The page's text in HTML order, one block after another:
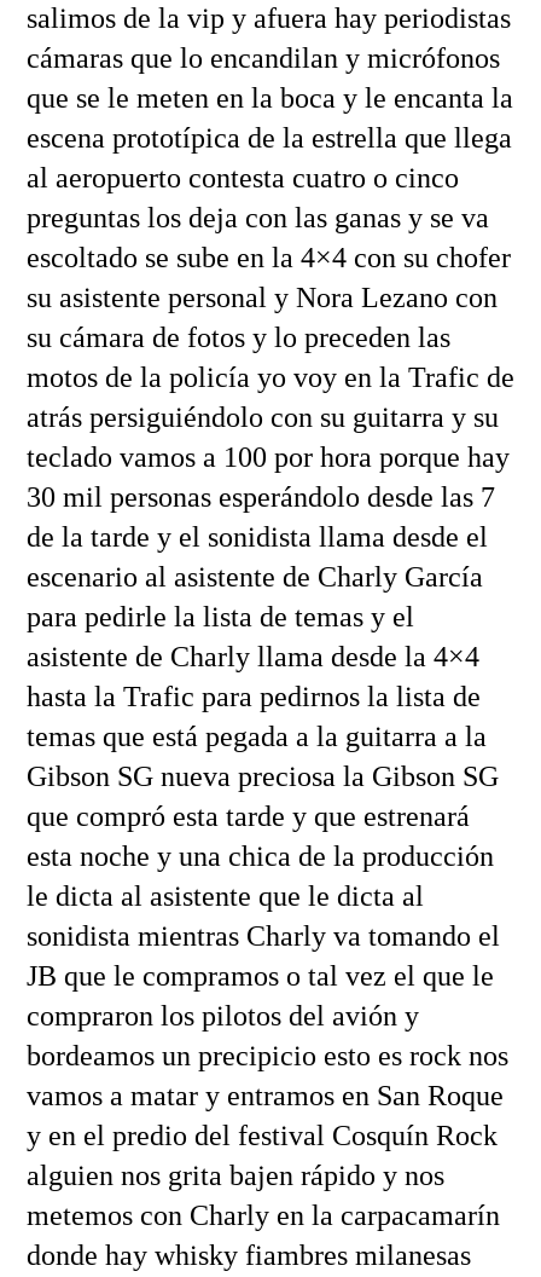
salimos de la vip y afuera hay periodistas
cámaras que lo encandilan y micrófonos
que se le meten en la boca y le encanta la
escena prototípica de la estrella que llega
al aeropuerto contesta cuatro o cinco
preguntas los deja con las ganas y se va
escoltado se sube en la 4×4 con su chofer
su asistente personal y Nora Lezano con
su cámara de fotos y lo preceden las
motos de la policía yo voy en la Trafic de
atrás persiguiéndolo con su guitarra y su
teclado vamos a 100 por hora porque hay
30 mil personas esperándolo desde las 7
de la tarde y el sonidista llama desde el
escenario al asistente de Charly García
para pedirle la lista de temas y el
asistente de Charly llama desde la 4×4
hasta la Trafic para pedirnos la lista de
temas que está pegada a la guitarra a la
Gibson SG nueva preciosa la Gibson SG
que compró esta tarde y que estrenará
esta noche y una chica de la producción
le dicta al asistente que le dicta al
sonidista mientras Charly va tomando el
JB que le compramos o tal vez el que le
compraron los pilotos del avión y
bordeamos un precipicio esto es rock nos
vamos a matar y entramos en San Roque
y en el predio del festival Cosquín Rock
alguien nos grita bajen rápido y nos
metemos con Charly en la carpacamarín
donde hay whisky fiambres milanesas